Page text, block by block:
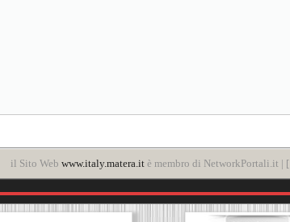
il Sito Web www.italy.matera.it è membro di NetworkPortali.it | [